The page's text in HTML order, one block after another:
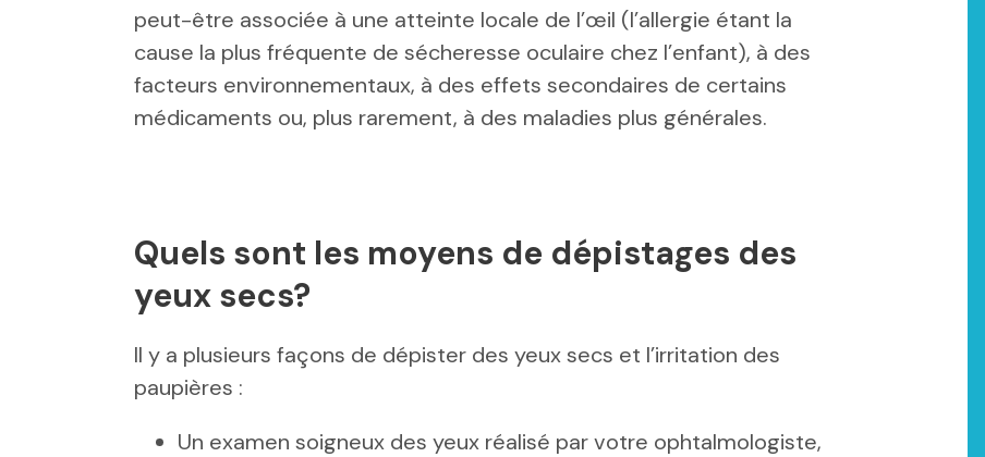
peut-être associée à une atteinte locale de l’œil (l’allergie étant la
cause la plus fréquente de sécheresse oculaire chez l’enfant), à des
facteurs environnementaux, à des effets secondaires de certains
médicaments ou, plus rarement, à des maladies plus générales.
Quels sont les moyens de dépistages des
yeux secs?
Il y a plusieurs façons de dépister des yeux secs et l’irritation des
paupières :
Un examen soigneux des yeux réalisé par votre ophtalmologiste,